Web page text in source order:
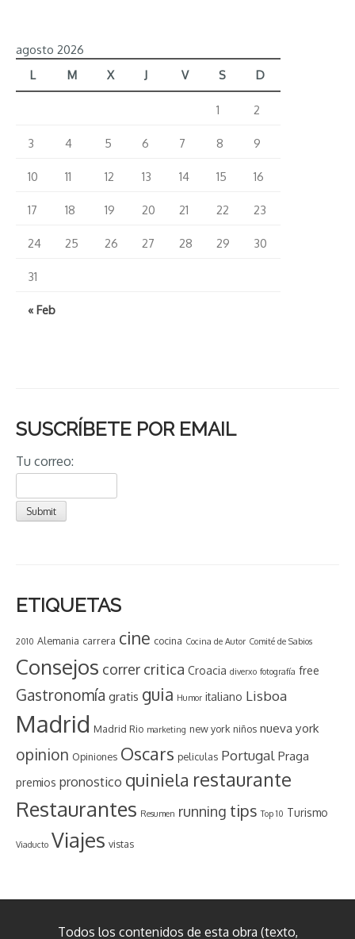
agosto 2026
L
M X J V S D
« Feb
1 2
3 4 5 6 7 8 9
10 11 12 13 14 15 16
17 18 19 20 21 22 23
24 25 26 27 28 29 30
31
SUSCRÍBETE POR EMAIL
Tu correo:
ETIQUETAS
2010 Alemania carrera cine cocina Cocina de Autor Comité de Sabios
Consejos correr critica Croacia diverxo fotografía free
Gastronomía gratis guia Humor italiano Lisboa
Madrid Madrid Rio marketing new york niños nueva york
opinion Opiniones Oscars peliculas Portugal Praga
premios pronostico quiniela restaurante
Restaurantes Resumen running tips Top 10 Turismo
Viaducto Viajes vistas
Todos los contenidos de esta obra (texto,